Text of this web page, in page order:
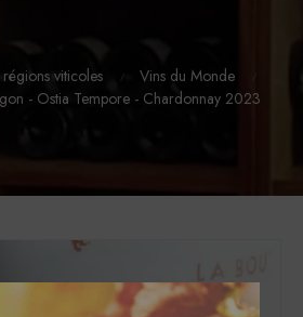
régions viticoles
Vins du Monde
- Ostia Tempore - Chardonnay 2023